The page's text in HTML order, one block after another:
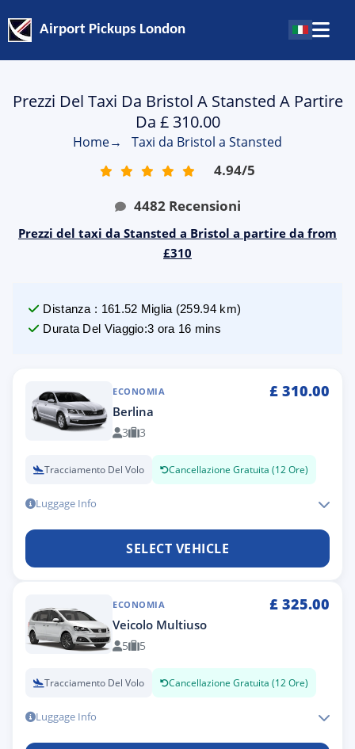
Airport Pickups London
Prezzi Del Taxi Da Bristol A Stansted A Partire
Da £ 310.00
Home→ Taxi da Bristol a Stansted
4.94/5
4482 Recensioni
Prezzi del taxi da Stansted a Bristol a partire da from
£310
Distanza : 161.52 Miglia (259.94km)
Durata Del Viaggio:3 ora 16 mins
ECONOMIA £ 310.00
Berlina
3 3
Tracciamento Del Volo Cancellazione Gratuita (12 Ore)
Luggage Info
SELECT VEHICLE
ECONOMIA £ 325.00
Veicolo Multiuso
5 5
Tracciamento Del Volo Cancellazione Gratuita (12 Ore)
Luggage Info